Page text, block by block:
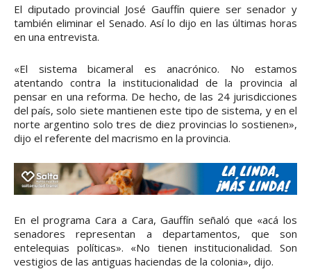
El diputado provincial José Gauffín quiere ser senador y
también eliminar el Senado. Así lo dijo en las últimas horas
en una entrevista.
«El sistema bicameral es anacrónico. No estamos
atentando contra la institucionalidad de la provincia al
pensar en una reforma. De hecho, de las 24 jurisdicciones
del país, solo siete mantienen este tipo de sistema, y en el
norte argentino solo tres de diez provincias lo sostienen»,
dijo el referente del macrismo en la provincia.
En el programa Cara a Cara, Gauffín señaló que «acá los
senadores representan a departamentos, que son
entelequias políticas». «No tienen institucionalidad. Son
vestigios de las antiguas haciendas de la colonia», dijo.